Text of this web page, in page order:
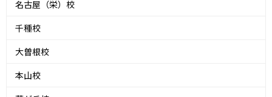
名古屋（栄）校
千種校
大曽根校
本山校